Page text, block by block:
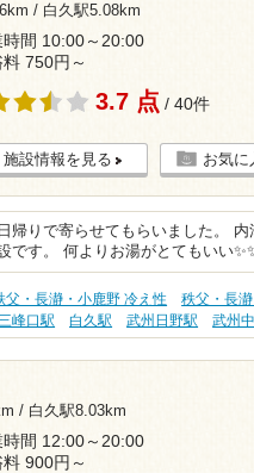
/ 白久駅5.08km
時間 10:00～20:00
750円～
3.7 点 / 40件
施設情報を見る お気に
帰りで寄らせてもらいました。 内
です。 何よりお湯がとてもいい
父・長瀞・小鹿野 冷え性
秩父・長
三峰口駅 白久駅 武州日野駅 武州
/ 白久駅8.03km
時間 12:00～20:00
900円～